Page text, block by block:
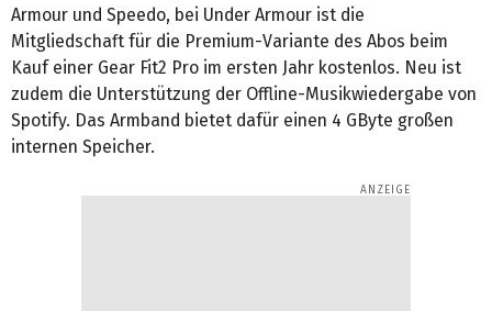
Armour und Speedo, bei Under Armour ist die
Mitgliedschaft für die Premium-Variante des Abos beim
Kauf einer Gear Fit2 Pro im ersten Jahr kostenlos. Neu ist
zudem die Unterstützung der Offline-Musikwiedergabe von
Spotify. Das Armband bietet dafür einen 4 GByte großen
internen Speicher.